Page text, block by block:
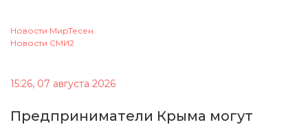
Новости МирТесен
Новости СМИ2
15:26, 07 августа 2026
Предприниматели Крыма могут